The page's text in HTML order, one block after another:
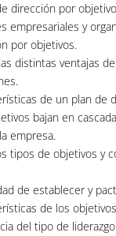
dirección por
empresariales y
por objetivos.
distintas ventajas
de un plan de
bajan en
empresa.
tipos de objetivos y
de establecer y
de los
del tipo de